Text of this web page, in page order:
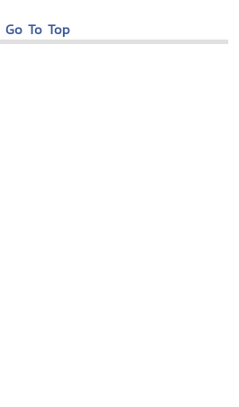
Go To Top